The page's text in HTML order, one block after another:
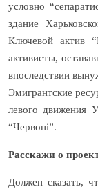
условно
здание
Ключевой актив
активисты,
впоследствии
Эмигрантские
левого движения
“Червоні”.
Расскажи о
Должен сказать,